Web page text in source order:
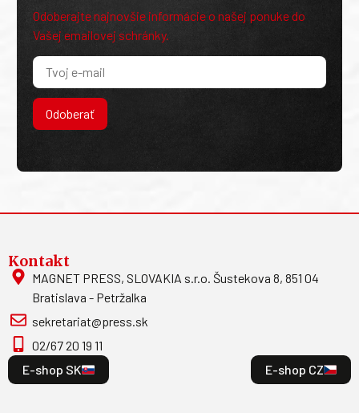
Odoberajte najnovšie informácie o našej ponuke do
Vašej emailovej schránky.
Odoberať
Kontakt
MAGNET PRESS, SLOVAKIA s.r.o. Šustekova 8, 851 04
Bratislava - Petržalka
sekretariat@press.sk
02/67 20 19 11
E-shop SK
E-shop CZ